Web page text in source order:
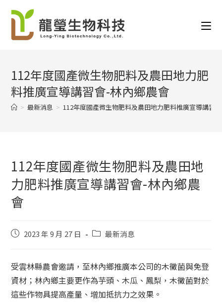
112年度國產微生物肥料及農田地力肥
料推廣宣導講習會-林內鄉農會
> 最新消息 > 112年度國產微生物肥料及農田地力肥料推廣宣導講習
112年度國產微生物肥料及農田地
力肥料推廣宣導講習會-林內鄉農
會
2023 年 9 月 27 日 最新消息
受雲林縣農會邀請，至林內鄉推廣本公司的木黴菌與免登
資材；林內鄉主要更作為芋頭、木瓜、鳳梨，木黴菌對於
這些作物具提高產量、增加抵抗力之效果。